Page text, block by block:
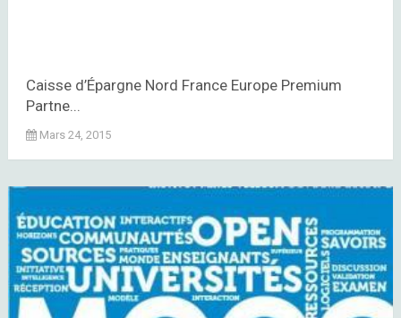
Caisse d’Épargne Nord France Europe Premium
Partne...
Mars 24, 2015